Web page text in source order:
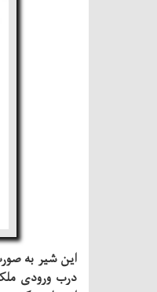
این شیر به
درب ورودی